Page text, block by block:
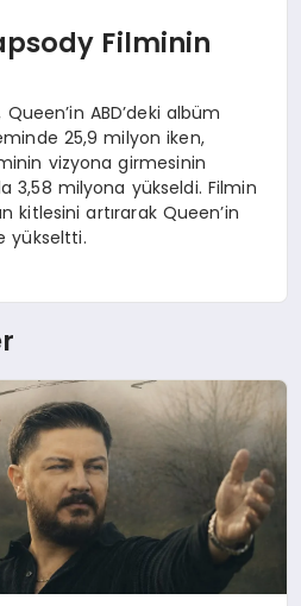
Filminin
ABD’deki albüm
25,9 milyon iken,
vizyona girmesinin
3,58 milyona yükseldi. Filmin
kitlesini artırarak Queen’in
yükseltti.